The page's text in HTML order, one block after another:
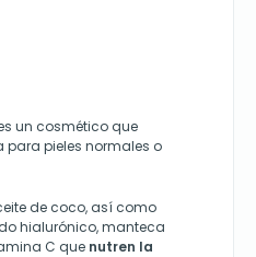
un cosmético que
para pieles normales o
de coco, así como
hialurónico, manteca
C que nutren la